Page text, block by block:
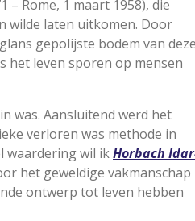
– Rome, 1 maart 1958), die
wilde laten uitkomen. Door
gepolijste bodem van deze
het leven sporen op mensen
was. Aansluitend werd het
verloren was methode in
waardering wil ikHorbach
het geweldige vakmanschap
ontwerp tot leven hebben